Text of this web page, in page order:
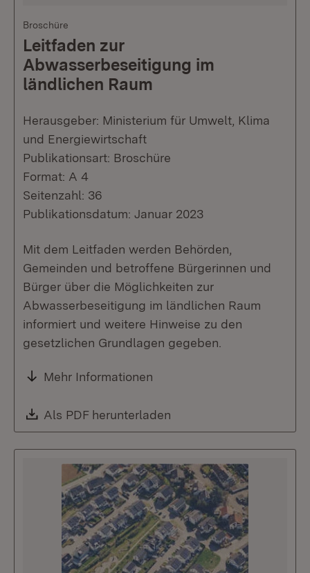
Broschüre
Leitfaden zur
Abwasserbeseitigung im
ländlichen Raum
Herausgeber: Ministerium für Umwelt, Klima
und Energiewirtschaft
Publikationsart: Broschüre
Format: A 4
Seitenzahl: 36
Publikationsdatum: Januar 2023
Mit dem Leitfaden werden Behörden,
Gemeinden und betroffene Bürgerinnen und
Bürger über die Möglichkeiten zur
Abwasserbeseitigung im ländlichen Raum
informiert und weitere Hinweise zu den
gesetzlichen Grundlagen gegeben.
Mehr Informationen
Download:
Als PDF herunterladen